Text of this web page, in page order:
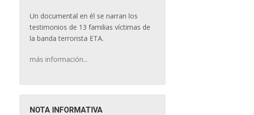
Un documental en él se narran los
testimonios de 13 familias víctimas de
la banda terrorista ETA.
más información...
NOTA INFORMATIVA